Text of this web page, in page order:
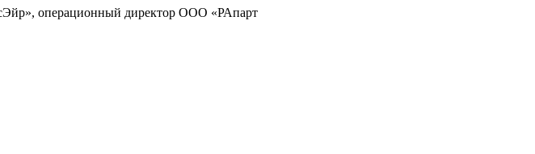
операционный директор ООО «РАпарт